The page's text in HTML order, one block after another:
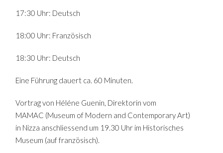
17:30 Uhr: Deutsch
18:00 Uhr: Französisch
18:30 Uhr: Deutsch
Eine Führung dauert ca. 60 Minuten.
Vortrag von Héléne Guenin, Direktorin vom
MAMAC (Museum of Modern and Contemporary Art)
in Nizza anschliessend um 19.30 Uhr im Historisches
Museum (auf französisch).